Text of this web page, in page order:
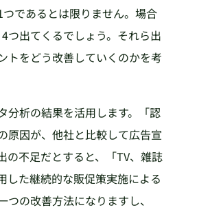
であるとは限りません。場合
つ出てくるでしょう。それら出
トをどう改善していくのかを考
分析の結果を活用します。「認
原因が、他社と比較して広告宣
の不足だとすると、「TV、雑誌
した継続的な販促策実施による
つの改善方法になりますし、